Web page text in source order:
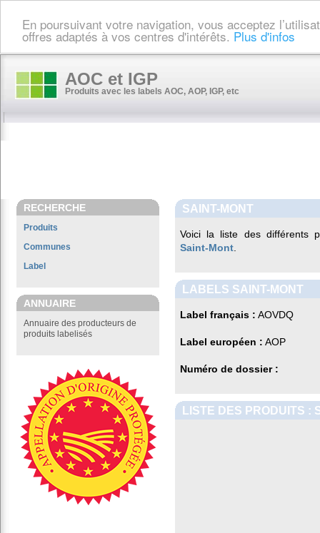
En poursuivant votre navigation, vous acceptez
offres adaptés à vos centres d'intérêts. Plus d'infos
AOC et IGP
Produits avec les labels AOC, AOP, IGP, etc
RECHERCHE
Produits
Communes
Label
ANNUAIRE
Annuaire des producteurs de
produits labelisés
SAINT-MONT
Voici la liste des différents
Saint-Mont
LABELS SAINT-MONT
Label français : AOVDQ
Label européen : AOP
Numéro de dossier :
LISTE DES PRODUITS :